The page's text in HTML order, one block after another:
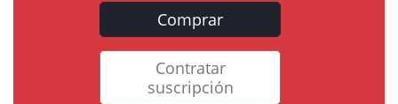
Comprar
Contratar
suscripción